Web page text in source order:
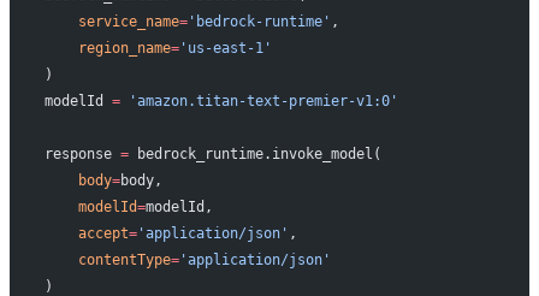
    service_name
='bedrock-runtime' ,
    region_name
='us-east-1'
)
modelId = 'amazon.titan-text-premier-v1:0'
response = bedrock_runtime.invoke_model(
    body
=body,
    modelId
=modelId,
    accept
='application/json' ,
    contentType
='application/json'
)